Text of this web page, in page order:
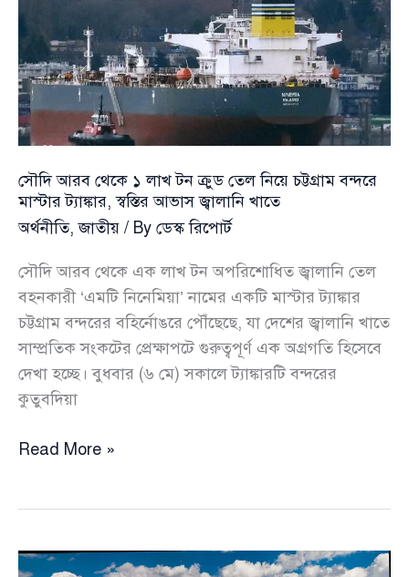
করার
ঘোষণা
বাণিজ্যমন্ত্রীর
সৌদি আরব থেকে ১ লাখ টন ক্রুড তেল নিয়ে চট্টগ্রাম বন্দরে
মাস্টার ট্যাঙ্কার, স্বস্তির আভাস জ্বালানি খাতে
অর্থনীতি,জাতীয় / By ডেস্ক রিপোর্ট
সৌদি আরব থেকে এক লাখ টন অপরিশোধিত জ্বালানি তেল
বহনকারী ‘এমটি নিনেমিয়া’ নামের একটি মাস্টার ট্যাঙ্কার
চট্টগ্রাম বন্দরের বহির্নোঙরে পৌঁছেছে, যা দেশের জ্বালানি খাতে
সাম্প্রতিক সংকটের প্রেক্ষাপটে গুরুত্বপূর্ণ এক অগ্রগতি হিসেবে
দেখা হচ্ছে। বুধবার (৬ মে) সকালে ট্যাঙ্কারটি বন্দরের
কুতুবদিয়া
সৌদি
লাখ
Read More »